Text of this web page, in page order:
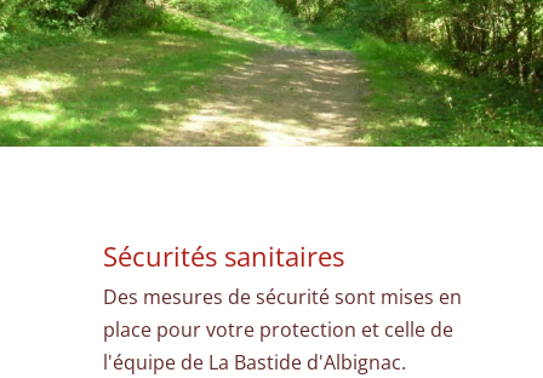
Sécurités sanitaires
Des mesures de sécurité sont mises en
place pour votre protection et celle de
l'équipe de La Bastide d'Albignac.